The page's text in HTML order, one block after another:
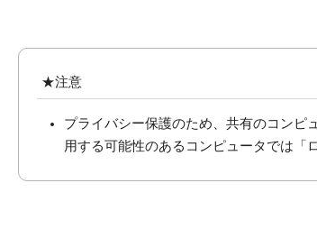
★注意
プライバシー保護のため、共有のコンピ
用する可能性のあるコンピュータでは「